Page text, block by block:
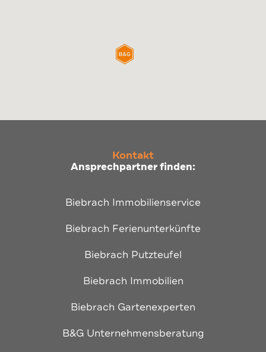
Kontakt
Ansprechpartner finden:
Biebrach Immobilienservice
Biebrach Ferienunterkünfte
Biebrach Putzteufel
Biebrach Immobilien
Biebrach Gartenexperten
B&G Unternehmensberatung